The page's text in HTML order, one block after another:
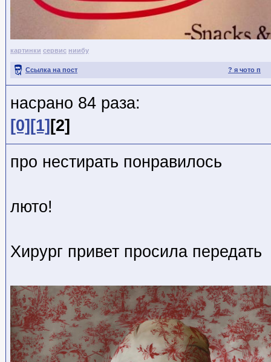
картинки сервис ниибу
? я чото п
Ссылка на пост
насрано 84 раза:
[0] [1] [2]
про нестирать понравилось
люто!
Хирург привет просила передать